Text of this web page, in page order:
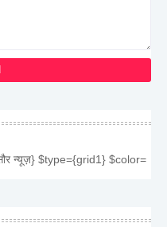
न्यूज़} $type={grid1} $color=